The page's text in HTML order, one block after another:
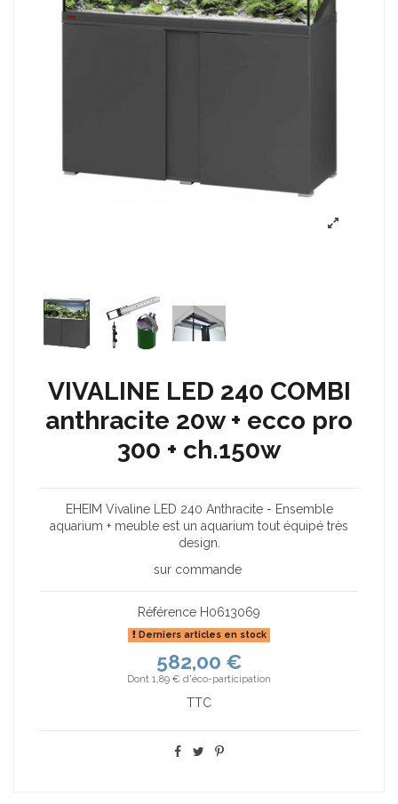
VIVALINE LED 240 COMBI
anthracite 20w + ecco pro
300 + ch.150w
EHEIM Vivaline LED 240 Anthracite - Ensemble
aquarium + meuble est un aquarium tout équipé très
design.
sur commande
Référence H0613069
Derniers articles en stock
582,00 €
Dont 1,89 € d'éco-participation
TTC